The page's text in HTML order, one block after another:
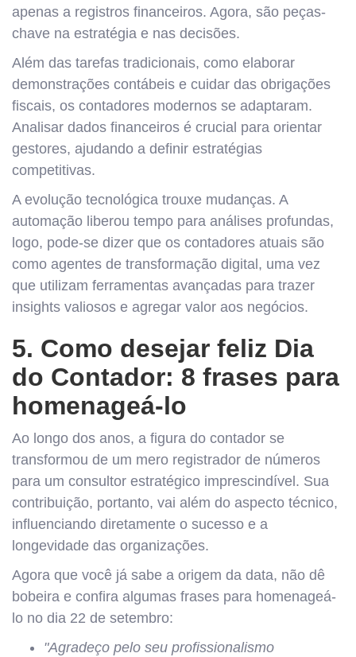
apenas a registros financeiros. Agora, são peças-
chave na estratégia e nas decisões.
Além das tarefas tradicionais, como elaborar
demonstrações contábeis e cuidar das obrigações
fiscais, os contadores modernos se adaptaram.
Analisar dados financeiros é crucial para orientar
gestores, ajudando a definir estratégias
competitivas.
A evolução tecnológica trouxe mudanças. A
automação liberou tempo para análises profundas,
logo, pode-se dizer que os contadores atuais são
como agentes de transformação digital, uma vez
que utilizam ferramentas avançadas para trazer
insights valiosos e agregar valor aos negócios.
5. Como desejar feliz Dia
do Contador: 8 frases para
homenageá-lo
Ao longo dos anos, a figura do contador se
transformou de um mero registrador de números
para um consultor estratégico imprescindível. Sua
contribuição, portanto, vai além do aspecto técnico,
influenciando diretamente o sucesso e a
longevidade das organizações.
Agora que você já sabe a origem da data, não dê
bobeira e confira algumas frases para homenageá-
lo no dia 22 de setembro:
"Agradeço pelo seu profissionalismo